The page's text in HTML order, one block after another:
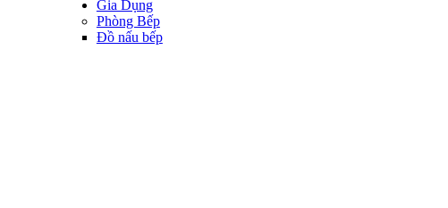
Gia Dụng
Phòng Bếp
Đồ nấu bếp